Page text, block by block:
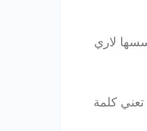
لاري
كلمة